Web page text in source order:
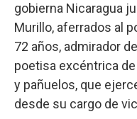
gobierna Nicaragua
Murillo, aferrados al
72 años, admirador
poetisa excéntrica
y pañuelos, que
desde su cargo de